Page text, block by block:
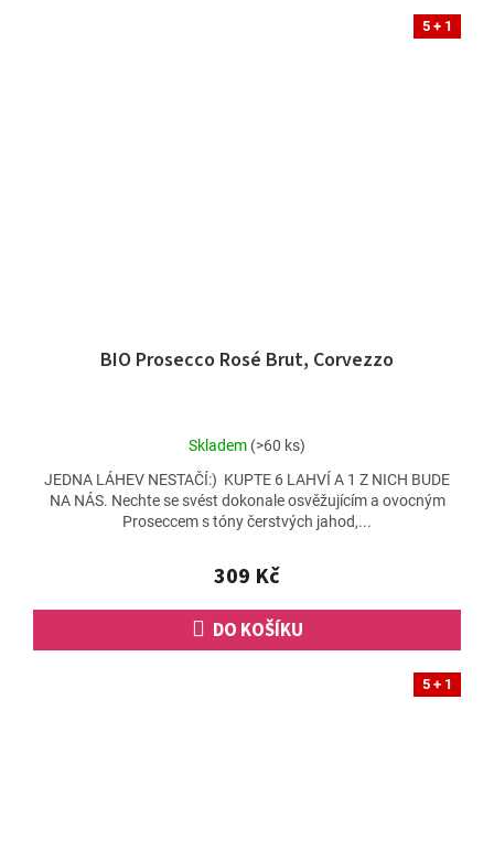
5 + 1
BIO Prosecco Rosé Brut, Corvezzo
Průměrné
produktu
je
5,0
5
hvězdiček.
Skladem (>60 ks)
309 Kč
DO KOŠÍKU
JEDNA LÁHEV NESTAČÍ:) KUPTE 6 LAHVÍ A 1 Z NICH BUDE
NA NÁS. Nechte se svést dokonale osvěžujícím a ovocným
Proseccem s tóny čerstvých jahod,...
5 + 1